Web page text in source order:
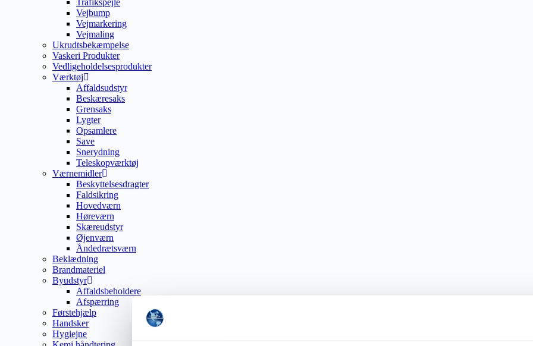
Vejbump
Vejmarkering
Vejmaling
Ukrudtsbekæmpelse
Vaskeri Produkter
Vedligeholdelsesprodukter
Værktøj
Affaldsudstyr
Beskæresaks
Grensaks
Lygter
Opsamlere
Save
Snerydning
Teleskopværktøj
Værnemidler
Beskyttelsesdragter
Faldsikring
Hovedværn
Høreværn
Skæreudstyr
Øjenværn
Åndedrætsværn
Beklædning
Brandmateriel
Byudstyr
Affaldsbeholdere
Afspærring
Førstehjælp
Handsker
Hygiejne